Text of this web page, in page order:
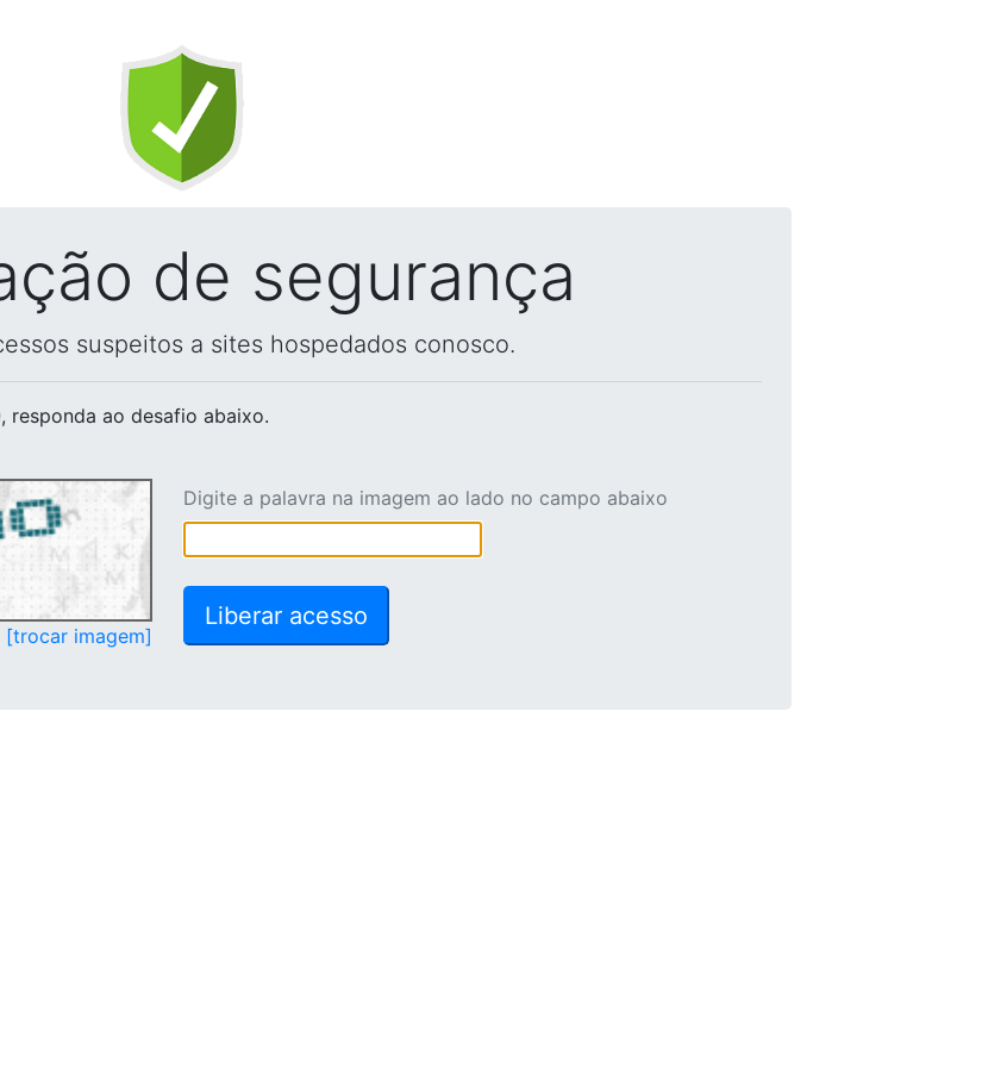
de segurança
suspeitos a sites hospedados conosco.
, responda ao desafio abaixo.
[trocar imagem]
Digite a palavra na imagem ao lado no campo abaixo